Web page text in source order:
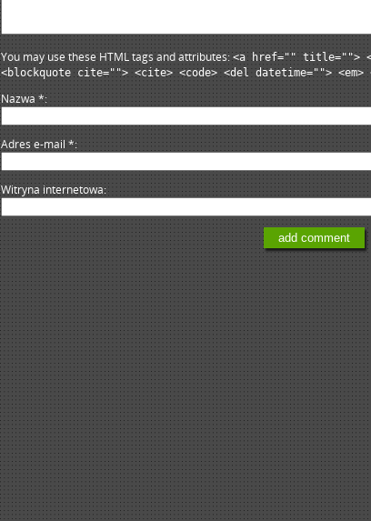
You may use these HTML tags and attributes:<a href="" title="">
<blockquote cite=""> <cite> <code> <del datetime="">
Nazwa*
Adres e-mail*
Witryna internetowa